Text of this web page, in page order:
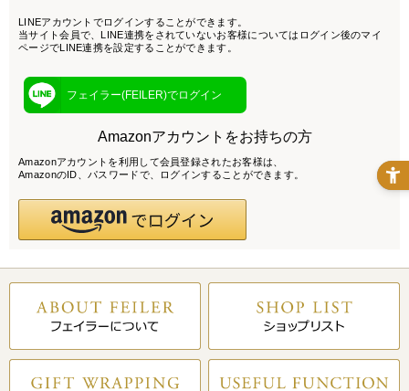
LINEアカウントでログインすることができます。
当サイト会員で、LINE連携をされていないお客様についてはログイン後のマイ
ページでLINE連携を設定することができます。
フェイラー(FEILER)でログイン
Amazonアカウントをお持ちの方
Amazonアカウントを利用して会員登録されたお客様は、
AmazonのID、パスワードで、ログインすることができます。